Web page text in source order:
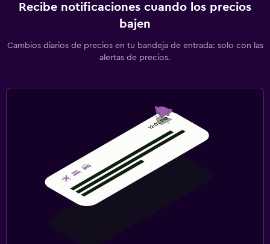
Recibe notificaciones cuando los precios
bajen
Cambios diarios de precios en tu bandeja de entrada: solo con las
alertas de precios.